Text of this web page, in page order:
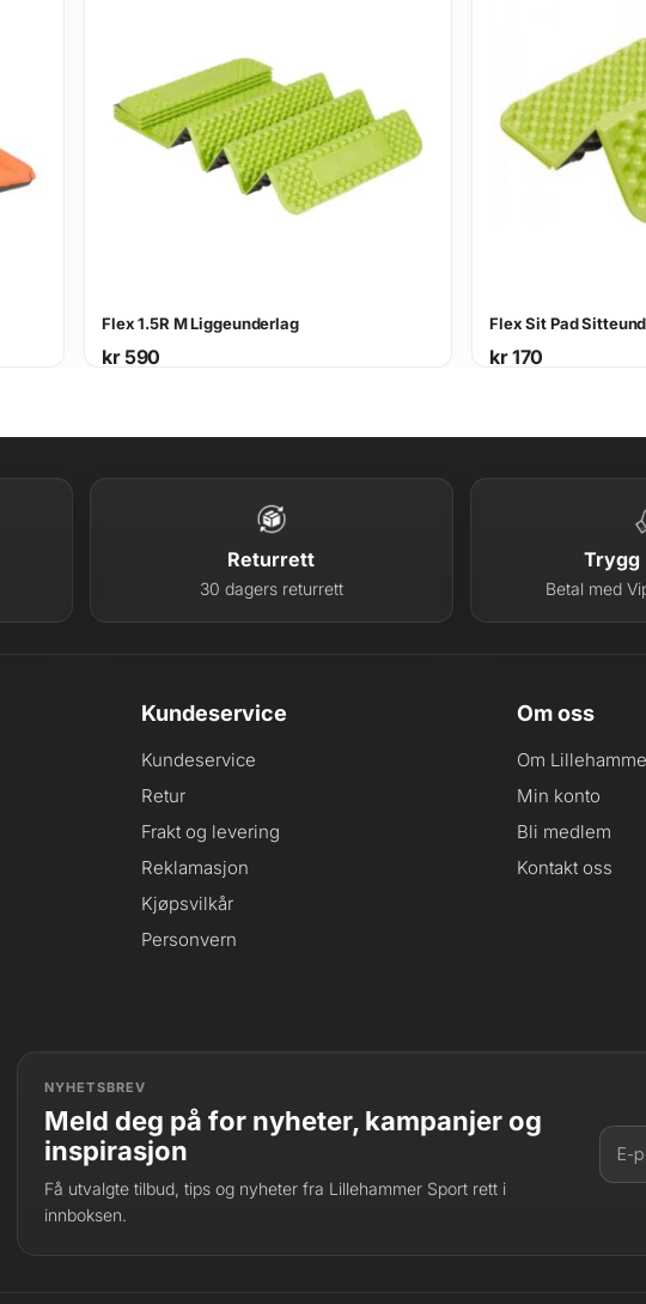
Flex 1.5R M Liggeunderlag
kr590
Flex Sit Pad
kr170
Returrett
30 dagers returrett
Trygg
Betal med
Kundeservice
Kundeservice
Retur
Frakt og levering
Reklamasjon
Kjøpsvilkår
Personvern
Om oss
Om
Min konto
Bli medlem
Kontakt oss
NYHETSBREV
Meld deg på for nyheter, kampanjer og
inspirasjon
Få utvalgte tilbud, tips og nyheter fra Lillehammer Sport rett i
innboksen.